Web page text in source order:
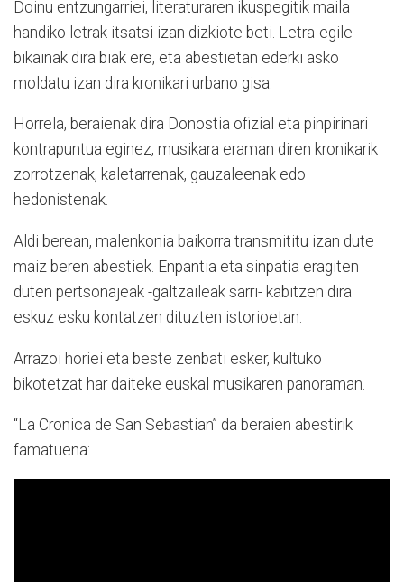
Doinu entzungarriei, literaturaren ikuspegitik maila
handiko letrak itsatsi izan dizkiote beti. Letra-egile
bikainak dira biak ere, eta abestietan ederki asko
moldatu izan dira kronikari urbano gisa.
Horrela, beraienak dira Donostia ofizial eta pinpirinari
kontrapuntua eginez, musikara eraman diren kronikarik
zorrotzenak, kaletarrenak, gauzaleenak edo
hedonistenak.
Aldi berean, malenkonia baikorra transmititu izan dute
maiz beren abestiek. Enpantia eta sinpatia eragiten
duten pertsonajeak -galtzaileak sarri- kabitzen dira
eskuz esku kontatzen dituzten istorioetan.
Arrazoi horiei eta beste zenbati esker, kultuko
bikotetzat har daiteke euskal musikaren panoraman.
“La Cronica de San Sebastian” da beraien abestirik
famatuena: